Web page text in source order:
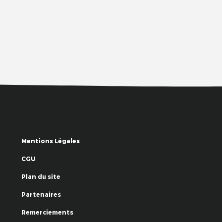
Mentions Légales
CGU
Plan du site
Partenaires
Remerciements